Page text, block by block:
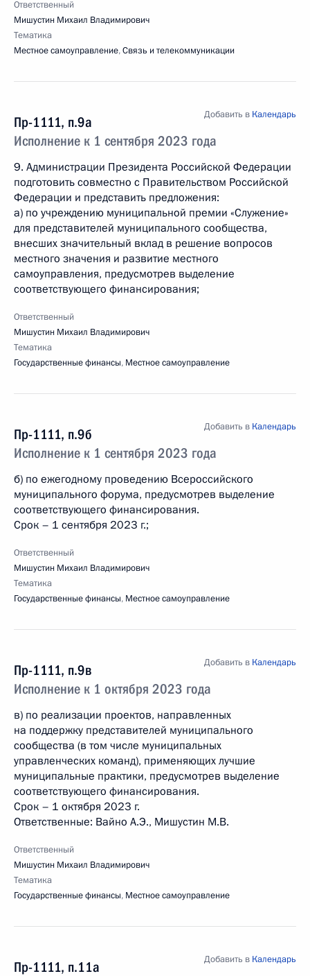
Ответственный
Мишустин Михаил Владимирович
Тематика
Местное самоуправление,Связь и телекоммуникации
Пр-1111, п.9а
Исполнение к 1 сентября 2023 года
Добавить в Календарь
9. Администрации Президента Российской Федерации
подготовить совместно с Правительством Российской
Федерации и представить предложения:
а) по учреждению муниципальной премии «Служение»
для представителей муниципального сообщества,
внесших значительный вклад в решение вопросов
местного значения и развитие местного
самоуправления, предусмотрев выделение
соответствующего финансирования;
Ответственный
Мишустин Михаил Владимирович
Тематика
Государственные финансы, Местное самоуправление
Пр-1111, п.9б
Исполнение к 1 сентября 2023 года
Добавить в Календарь
б) по ежегодному проведению Всероссийского
муниципального форума, предусмотрев выделение
соответствующего финансирования.
Срок – 1 сентября 2023 г.;
Ответственный
Мишустин Михаил Владимирович
Тематика
Государственные финансы, Местное самоуправление
Пр-1111, п.9в
Исполнение к 1 октября 2023 года
Добавить в Календарь
в) по реализации проектов, направленных
на поддержку представителей муниципального
сообщества (в том числе муниципальных
управленческих команд), применяющих лучшие
муниципальные практики, предусмотрев выделение
соответствующего финансирования.
Срок – 1 октября 2023 г.
Ответственные: Вайно А.Э., Мишустин М.В.
Ответственный
Мишустин Михаил Владимирович
Тематика
Государственные финансы, Местное самоуправление
Пр-1111, п.11а
Добавить в Календарь